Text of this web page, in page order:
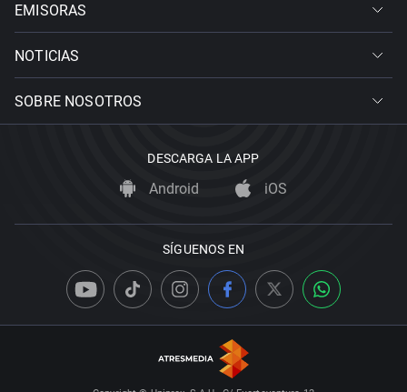
EMISORAS
NOTICIAS
SOBRE NOSOTROS
DESCARGA LA APP
Android iOS
SÍGUENOS EN